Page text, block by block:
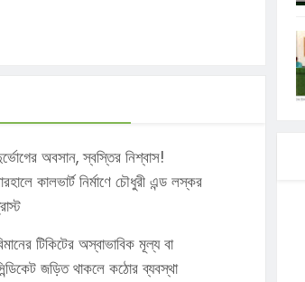
অবসান, স্বস্তির নিশ্বাস!
কালভার্ট নির্মাণে চৌধুরী এন্ড লস্কর
টিকিটের অস্বাভাবিক মূল্য বা
জড়িত থাকলে কঠোর ব্যবস্থা